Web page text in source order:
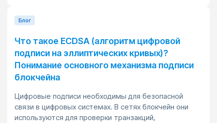
Блог
Что такое ECDSA (алгоритм цифровой
подписи на эллиптических кривых)?
Понимание основного механизма подписи
блокчейна
Цифровые подписи необходимы для безопасной
связи в цифровых системах. В сетях блокчейн они
используются для проверки транзакций,